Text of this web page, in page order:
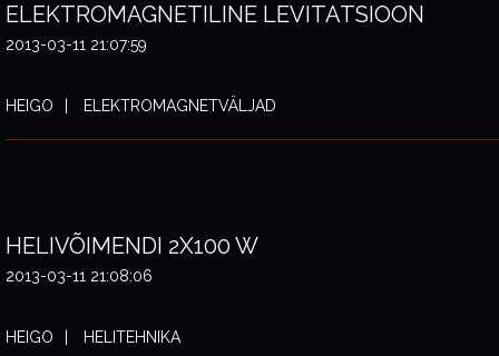
ELEKTROMAGNETILINE LEVITATSIOON
2013-03-11 21:07:59
HEIGO ELEKTROMAGNETVÄLJAD
HELIVÕIMENDI 2X100 W
2013-03-11 21:08:06
HEIGO HELITEHNIKA